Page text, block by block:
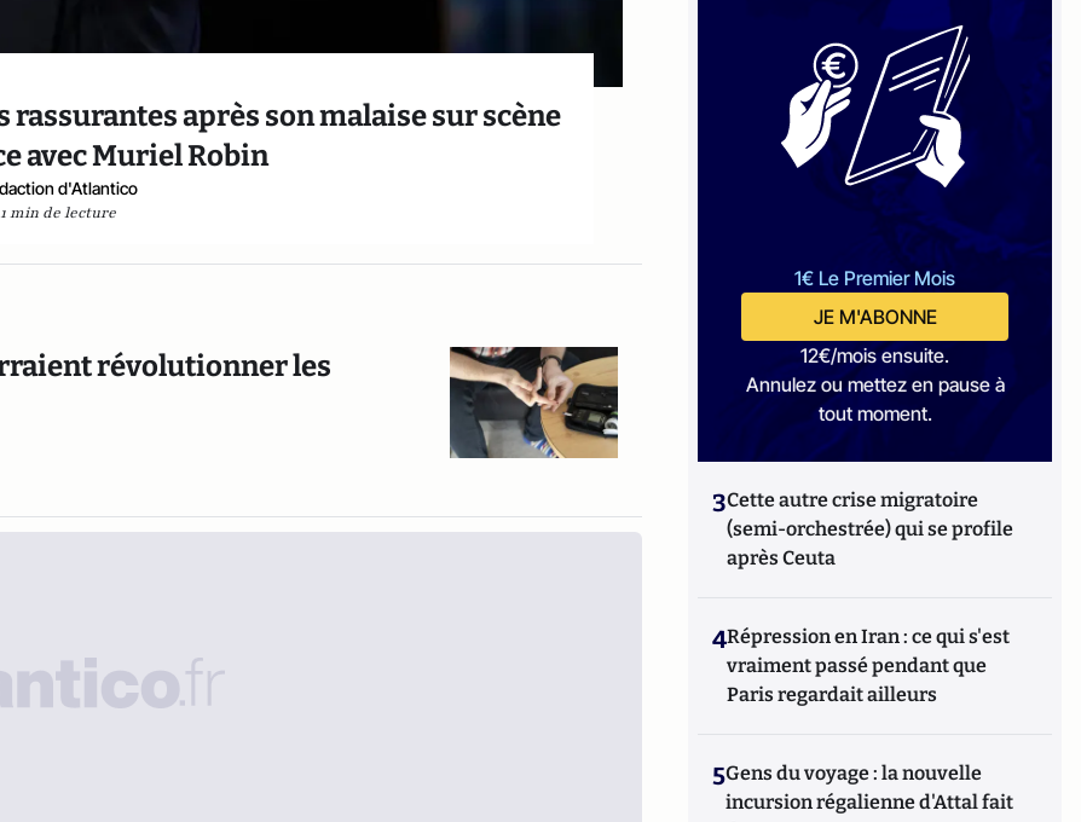
après son malaise sur scène
avec Muriel Robin
d'Atlantico
1 min de lecture
révolutionner les
1€ Le Premier Mois
JE M'ABONNE
12€/mois ensuite.
Annulez ou mettez en pause à
tout moment.
3Cette autre crise migratoire
(semi-orchestrée) qui se profile
après Ceuta
4Répression en Iran : ce qui s'est
vraiment passé pendant que
Paris regardait ailleurs
5Gens du voyage : la nouvelle
incursion régalienne d'Attal fait